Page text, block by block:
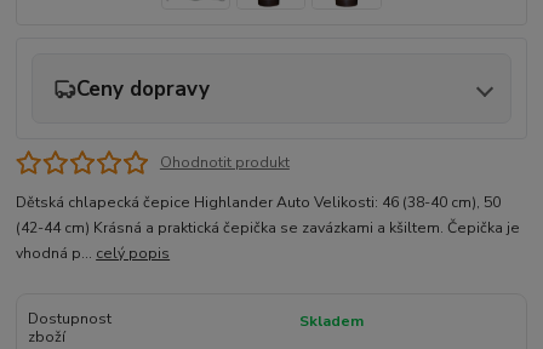
Ceny dopravy
Ohodnotit produkt
Dětská chlapecká čepice Highlander Auto Velikosti: 46 (38-40 cm), 50
(42-44 cm) Krásná a praktická čepička se zavázkami a kšiltem. Čepička je
vhodná p... celý popis
Dostupnost
zboží
Skladem